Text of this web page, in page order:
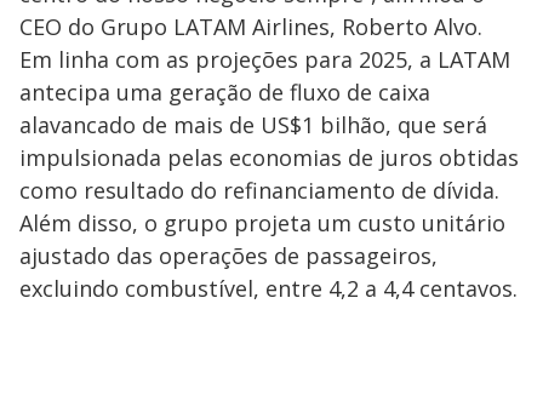
CEO do Grupo LATAM Airlines, Roberto Alvo.
Em linha com as projeções para 2025, a LATAM
antecipa uma geração de fluxo de caixa
alavancado de mais de US$1 bilhão, que será
impulsionada pelas economias de juros obtidas
como resultado do refinanciamento de dívida.
Além disso, o grupo projeta um custo unitário
ajustado das operações de passageiros,
excluindo combustível, entre 4,2 a 4,4 centavos.